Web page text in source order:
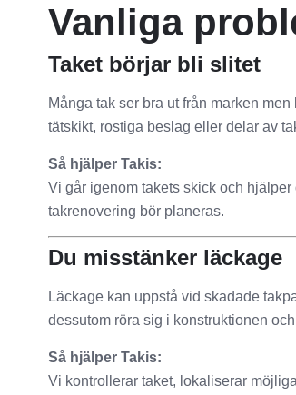
Vanliga
Taket börjar bli slitet
Många tak ser bra ut från marken
tätskikt, rostiga beslag eller delar av
Så hjälper Takis:
Vi går igenom takets skick och
takrenovering bör planeras.
Du misstänker läckage
Läckage kan uppstå vid skadade
dessutom röra sig i konstruktionen
Så hjälper Takis:
Vi kontrollerar taket, lokaliserar